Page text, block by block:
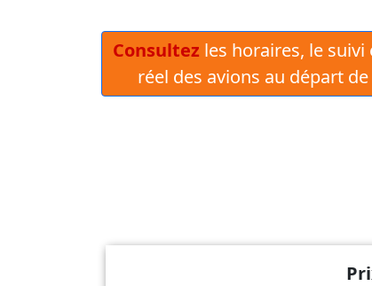
Consultez les horaires, le
réel des avions au départ